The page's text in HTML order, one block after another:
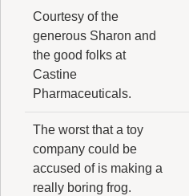
Courtesy of the
generous Sharon and
the good folks at
Castine
Pharmaceuticals.
The worst that a toy
company could be
accused of is making a
really boring frog.